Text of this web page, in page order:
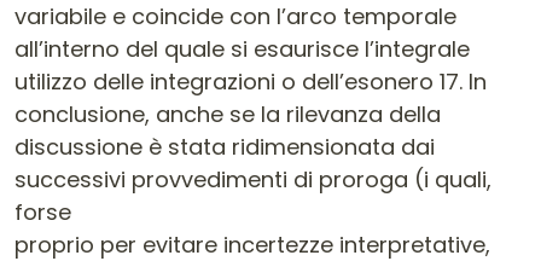
variabile e coincide con l’arco temporale
all’interno del quale si esaurisce l’integrale
utilizzo delle integrazioni o dell’esonero 17. In
conclusione, anche se la rilevanza della
discussione è stata ridimensionata dai
successivi provvedimenti di proroga (i quali,
forse
proprio per evitare incertezze interpretative,